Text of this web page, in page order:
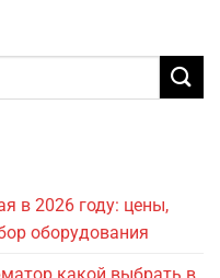
в 2026 году: цены,
оборудования